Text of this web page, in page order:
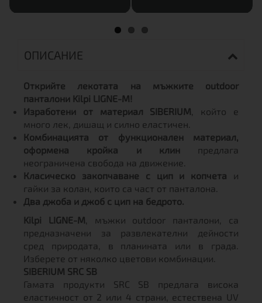
ОПИСАНИЕ
Открийте лекотата на мъжките outdoor
панталони Kilpi LIGNE-M!
Изработени от материал SIBERIUM , който е
много лек, дишащ и силно еластичен.
Комбинацията от функционален материал,
оформена кройка и клин предлага
неограничена свобода на движение.
Класическо закопчаване с цип и копчета и
гайки за колан, които са част от панталона.
Два джоба и джоб с цип на бедрото.
Kilpi LIGNE-M , мъжки outdoor панталони, са
предназначени за развлекателни дейности
сред природата, в планината или в града.
Изберете от няколко цветови комбинации.
SIBERIUM SRC SB
Гамата продукти SRC SB предлага висока
еластичност от 2 или 4 страни, естествена UV